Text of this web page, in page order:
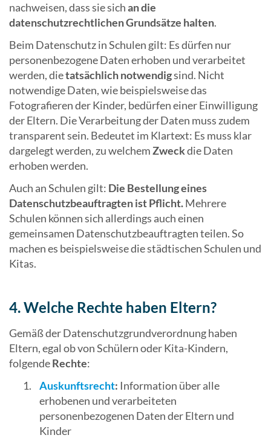
nachweisen, dass sie sichan die
datenschutzrechtlichen Grundsätze halten.
Beim Datenschutz in Schulen gilt: Es dürfen nur
personenbezogene Daten erhoben und verarbeitet
werden, dietatsächlich notwendigsind. Nicht
notwendige Daten, wie beispielsweise das
Fotografieren der Kinder, bedürfen einer Einwilligung
der Eltern. Die Verarbeitung der Daten muss zudem
transparent sein. Bedeutet im Klartext: Es muss klar
dargelegt werden, zu welchemZweckdie Daten
erhoben werden.
Auch an Schulen gilt: Die Bestellung eines
Datenschutzbeauftragten ist Pflicht.Mehrere
Schulen können sich allerdings auch einen
gemeinsamen Datenschutzbeauftragten teilen. So
machen es beispielsweise die städtischen Schulen und
Kitas.
4. Welche Rechte haben Eltern?
Gemäß der Datenschutzgrundverordnung haben
Eltern, egal ob von Schülern oder Kita-Kindern,
folgendeRechte:
Auskunftsrecht: Information über alle
erhobenen und verarbeiteten
personenbezogenen Daten der Eltern und
Kinder